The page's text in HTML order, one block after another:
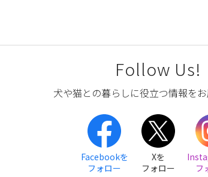
Follow Us!
犬や猫との暮らしに役立つ情報をお
Facebookを
フォロー
Xを
フォロー
フ